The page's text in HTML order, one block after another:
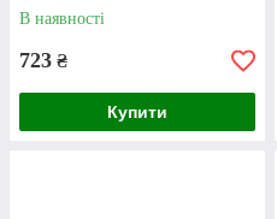
В наявності
723 ₴
Купити